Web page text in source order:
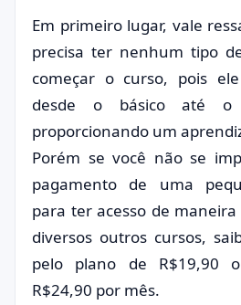
Em primeiro lugar, vale
precisa ter nenhum tipo
começar o curso, pois
desde o básico até o
proporcionando um
Porém se você não se
pagamento de uma
para ter acesso de
diversos outros cursos,
pelo plano de R$19,90
R$24,90 por mês.